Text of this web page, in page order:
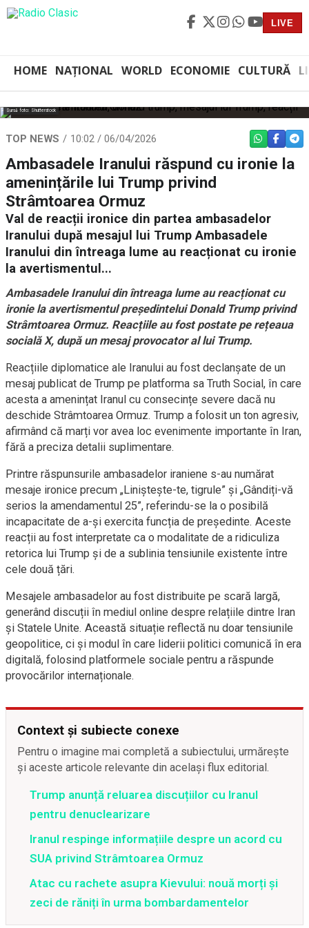
LIVE
HOME NAȚIONAL WORLD ECONOMIE CULTURĂ
Sursă foto: Shutterstock
TOP NEWS 10:02 / 06/04/2026 WHATSAPP
Ambasadele Iranului răspund cu ironie la
amenințările lui Trump privind
Strâmtoarea Ormuz
Val de reacții ironice din partea ambasadelor
Iranului după mesajul lui Trump Ambasadele
Iranului din întreaga lume au reacționat cu ironie
la avertismentul...
Ambasadele Iranului din întreaga lume au reacționat cu
ironie la avertismentul președintelui Donald Trump privind
Strâmtoarea Ormuz. Reacțiile au fost postate pe rețeaua
socială X, după un mesaj provocator al lui Trump.
Reacțiile diplomatice ale Iranului au fost declanșate de un
mesaj publicat de Trump pe platforma sa Truth Social, în care
acesta a amenințat Iranul cu consecințe severe dacă nu
deschide Strâmtoarea Ormuz. Trump a folosit un ton agresiv,
afirmând că marți vor avea loc evenimente importante în Iran,
fără a preciza detalii suplimentare.
Printre răspunsurile ambasadelor iraniene s-au numărat
mesaje ironice precum „Liniștește-te, tigrule” și „Gândiți-vă
serios la amendamentul 25”, referindu-se la o posibilă
incapacitate de a-și exercita funcția de președinte. Aceste
reacții au fost interpretate ca o modalitate de a ridiculiza
retorica lui Trump și de a sublinia tensiunile existente între
cele două țări.
Mesajele ambasadelor au fost distribuite pe scară largă,
generând discuții în mediul online despre relațiile dintre Iran
și Statele Unite. Această situație reflectă nu doar tensiunile
geopolitice, ci și modul în care liderii politici comunică în era
digitală, folosind platformele sociale pentru a răspunde
provocărilor internaționale.
Context și subiecte conexe
Pentru o imagine mai completă a subiectului, urmărește
și aceste articole relevante din același flux editorial.
Trump anunță reluarea discuțiilor cu Iranul
pentru denuclearizare
Iranul respinge informațiile despre un acord cu
SUA privind Strâmtoarea Ormuz
Atac cu rachete asupra Kievului: nouă morți și
zeci de răniți în urma bombardamentelor